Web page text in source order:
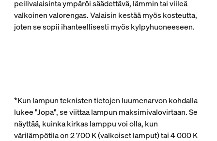
peilivalaisinta ympäröi säädettävä, lämmin tai viileä
valkoinen valorengas. Valaisin kestää myös kosteutta,
joten se sopii ihanteellisesti myös kylpyhuoneeseen.
*Kun lampun teknisten tietojen luumenarvon kohdalla
lukee "Jopa", se viittaa lampun maksimivalovirtaan. Se
näyttää, kuinka kirkas lamppu voi olla, kun
värilämpötila on 2 700 K (valkoiset lamput) tai 4 000 K